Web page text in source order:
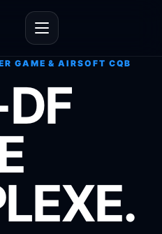
Ouvrir le menu
GAME & AIRSOFT CQB